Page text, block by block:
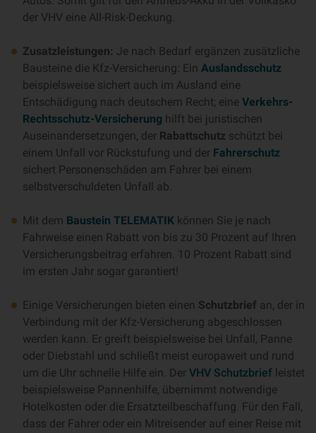
der VHV eine All-Risk-Deckung.
Zusatzleistungen: Je nach Bedarf ergänzen zusätzliche
Bausteine die Kfz-Versicherung: Ein Auslandsschutz
beispielsweise sichert auch im Ausland eine
Entschädigung nach deutschem Recht; eine Verkehrs-
Rechtsschutz-Versicherung hilft bei juristischen
Auseinandersetzungen, der Rabattschutz schützt bei
einem Unfall vor Rückstufung und der Fahrerschutz
sichert Personenschäden am Fahrer bei einem
selbstverschuldeten Unfall ab.
Mit dem Baustein TELEMATIK können Sie je nach
Fahrweise einen Rabatt von bis zu 30 Prozent auf Ihren
Versicherungsbeitrag erfahren. 10 Prozent Rabatt sind
im ersten Jahr sogar garantiert!
Einige Versicherungen bieten einen Schutzbrief an, der in
Verbindung mit der Kfz-Versicherung abgeschlossen
werden kann. Er greift beispielsweise bei Unfall, Panne
oder Diebstahl und schließt meist europaweit und rund
um die Uhr schnelle Hilfe ein. Der VHV Schutzbrief leistet
beispielsweise Pannenhilfe, übernimmt notwendige
Hotelkosten oder die Ersatzteilbeschaffung. Für den Fall,
dass der Fahrer oder ein Mitreisender auf einer Reise mit